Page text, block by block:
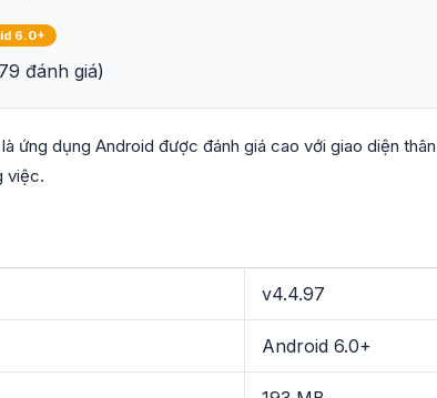
6.0+
đánh giá)
ứng dụng Android được đánh giá cao với giao diện
việc.
v4.4.97
Android 6.0+